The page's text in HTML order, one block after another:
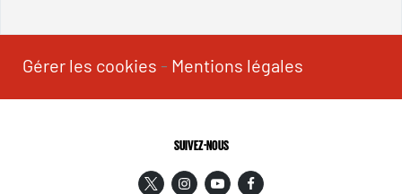
Gérer les cookies - Mentions légales
SUIVEZ-NOUS